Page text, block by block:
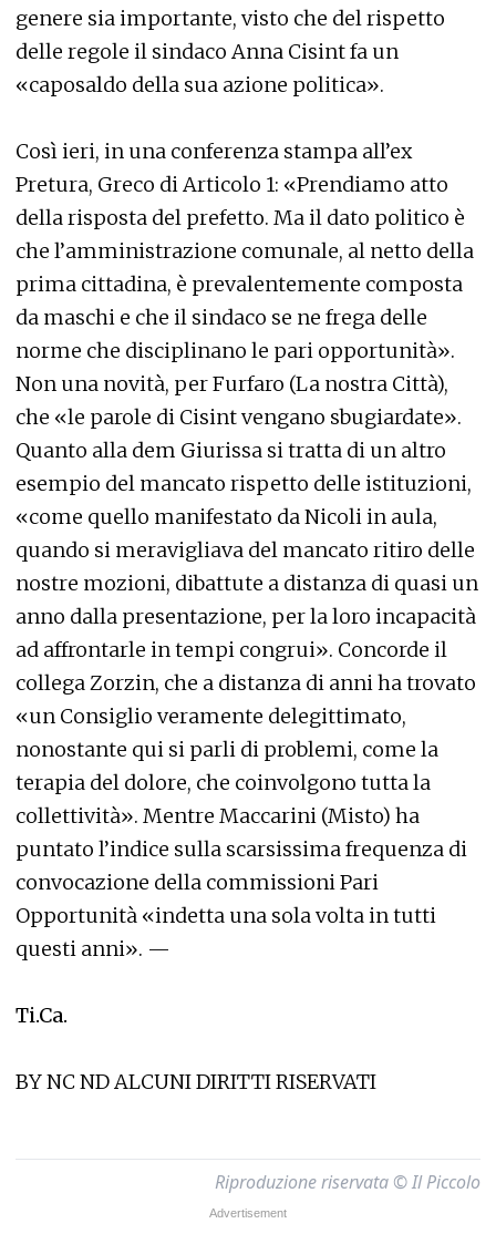
genere sia importante, visto che del rispetto
delle regole il sindaco Anna Cisint fa un
«caposaldo della sua azione politica».
Così ieri, in una conferenza stampa all’ex
Pretura, Greco di Articolo 1: «Prendiamo atto
della risposta del prefetto. Ma il dato politico è
che l’amministrazione comunale, al netto della
prima cittadina, è prevalentemente composta
da maschi e che il sindaco se ne frega delle
norme che disciplinano le pari opportunità».
Non una novità, per Furfaro (La nostra Città),
che «le parole di Cisint vengano sbugiardate».
Quanto alla dem Giurissa si tratta di un altro
esempio del mancato rispetto delle istituzioni,
«come quello manifestato da Nicoli in aula,
quando si meravigliava del mancato ritiro delle
nostre mozioni, dibattute a distanza di quasi un
anno dalla presentazione, per la loro incapacità
ad affrontarle in tempi congrui». Concorde il
collega Zorzin, che a distanza di anni ha trovato
«un Consiglio veramente delegittimato,
nonostante qui si parli di problemi, come la
terapia del dolore, che coinvolgono tutta la
collettività». Mentre Maccarini (Misto) ha
puntato l’indice sulla scarsissima frequenza di
convocazione della commissioni Pari
Opportunità «indetta una sola volta in tutti
questi anni». —
Ti.Ca.
BY NC ND ALCUNI DIRITTI RISERVATI
Riproduzione riservata © Il Piccolo